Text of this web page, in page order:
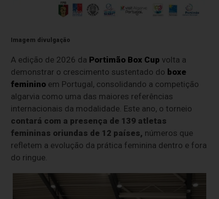
Imagem divulgação
A edição de 2026 da Portimão Box Cup volta a
demonstrar o crescimento sustentado do boxe
feminino em Portugal, consolidando a competição
algarvia como uma das maiores referências
internacionais da modalidade. Este ano, o torneio
contará com a presença de 139 atletas
femininas oriundas de 12 países, números que
refletem a evolução da prática feminina dentro e fora
do ringue.